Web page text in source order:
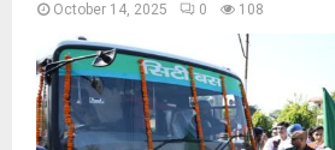
October 14, 2025 0 108